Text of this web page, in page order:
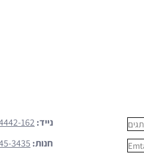
נייד: 162
חנות: 3435